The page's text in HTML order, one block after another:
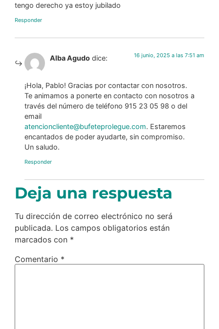
tengo derecho ya estoy jubilado
Responder
Alba Agudo dice: 16 junio, 2025 a las 7:51 am
¡Hola, Pablo! Gracias por contactar con nosotros.
Te animamos a ponerte en contacto con nosotros a
través del número de teléfono 915 23 05 98 o del
email
atencioncliente@bufeteprolegue.com. Estaremos
encantados de poder ayudarte, sin compromiso.
Un saludo.
Responder
Deja una respuesta
Tu dirección de correo electrónico no será
publicada. Los campos obligatorios están
marcados con *
Comentario *